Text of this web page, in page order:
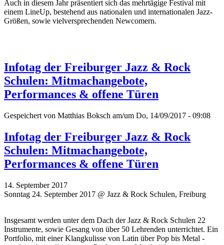
Auch in diesem Jahr präsentiert sich das mehrtägige Festival mit
einem LineUp, bestehend aus nationalen und internationalen Jazz-
Größen, sowie vielversprechenden Newcomern.
Infotag der Freiburger Jazz & Rock
Schulen: Mitmachangebote,
Performances & offene Türen
Gespeichert von Matthias Boksch am/um Do, 14/09/2017 - 09:08
Infotag der Freiburger Jazz & Rock
Schulen: Mitmachangebote,
Performances & offene Türen
14. September 2017
Sonntag 24. September 2017 @ Jazz & Rock Schulen, Freiburg
Insgesamt werden unter dem Dach der Jazz & Rock Schulen 22
Instrumente, sowie Gesang von über 50 Lehrenden unterrichtet. Ein
Portfolio, mit einer Klangkulisse von Latin über Pop bis Metal -